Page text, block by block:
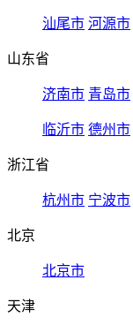
汕尾市 河源市
山东省
济南市 青岛市
临沂市 德州市
浙江省
杭州市 宁波市
北京
北京市
天津